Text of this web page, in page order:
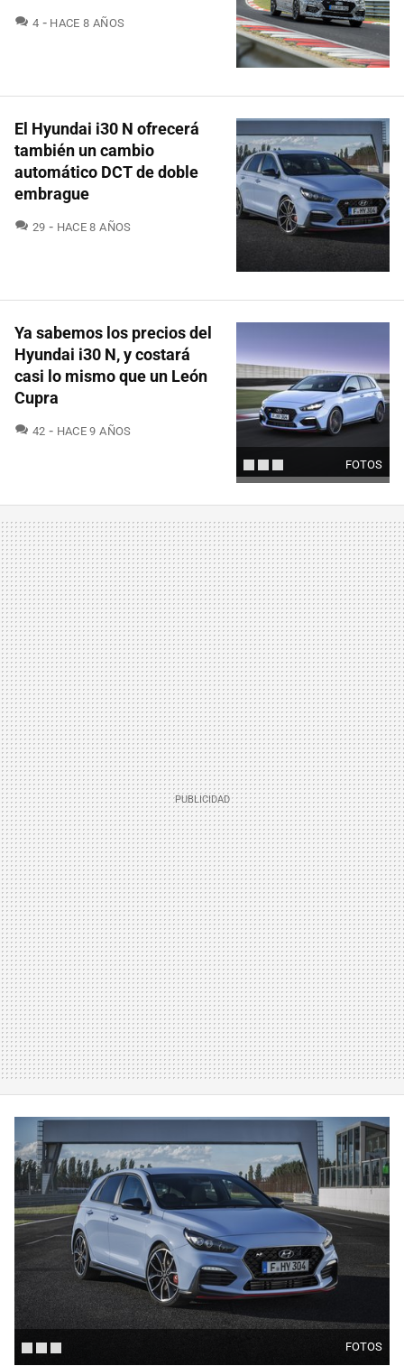
4 COMENTARIOS
HACE 8 AÑOS
El Hyundai i30 N ofrecerá
también un cambio
automático DCT de doble
embrague
29 COMENTARIOS
HACE 8 AÑOS
FOTOS
Ya sabemos los precios del
Hyundai i30 N, y costará
casi lo mismo que un León
Cupra
42 COMENTARIOS
HACE 9 AÑOS
FOTOS